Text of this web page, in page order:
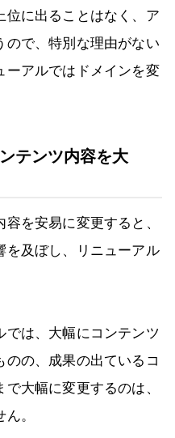
位に出ることはなく、ア
ので、特別な理由がない
ーアルではドメインを変
テンツ内容を大
を安易に変更すると、
を及ぼし、リニューアル
では、大幅にコンテンツ
の、成果の出ているコ
大幅に変更するのは、
。